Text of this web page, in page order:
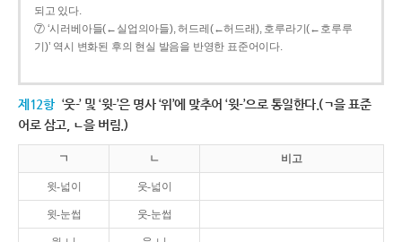
되고 있다.
⑦ ‘시러베아들(←실업의아들), 허드레(←허드래), 호루라기(←호루루
기)’ 역시 변화된 후의 현실 발음을 반영한 표준어이다.
제12항 ‘웃-’ 및 ‘윗-’은 명사 ‘위’에 맞추어 ‘윗-’으로 통일한다.(ㄱ을 표준
어로 삼고, ㄴ을 버림.)
ㄱ ㄴ 비고
윗-넓이 웃-넓이
윗-눈썹 웃-눈썹